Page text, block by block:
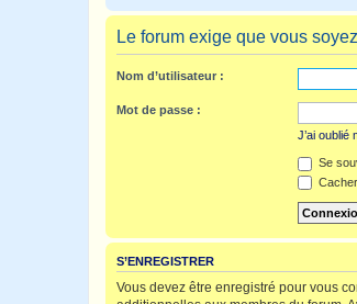
Le forum exige que vous
Nom d’utilisateur :
Mot de passe :
J’ai oublié
Se
S’ENREGISTRER
Vous devez être enregistré pour vous